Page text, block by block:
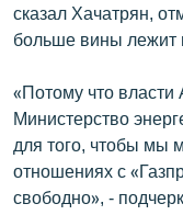
сказал Хачатрян,
больше вины лежит
«Потому что
Министерство
для того, чтобы мы
отношениях с
свободно», -